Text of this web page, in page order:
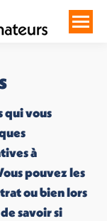
qui vous
à
pouvez les
ou bien lors
savoir si